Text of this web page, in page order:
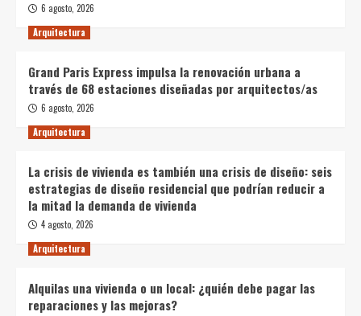
6 agosto, 2026
Arquitectura
Grand Paris Express impulsa la renovación urbana a
través de 68 estaciones diseñadas por arquitectos/as
6 agosto, 2026
Arquitectura
La crisis de vivienda es también una crisis de diseño: seis
estrategias de diseño residencial que podrían reducir a
la mitad la demanda de vivienda
4 agosto, 2026
Arquitectura
Alquilas una vivienda o un local: ¿quién debe pagar las
reparaciones y las mejoras?